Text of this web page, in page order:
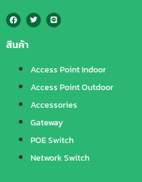
สินค้า
Access Point Indoor
Access Point Outdoor
Accessories
Gateway
POE Switch
Network Switch